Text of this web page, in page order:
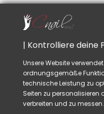
Rat:
Für eine erfolgreiche
Sie die
VIELLEICHT
| Kontrolliere deine
Unsere Website
ordnungsgemäße
technische Leistung zu
Seiten zu personalisieren
verbreiten und zu messen.